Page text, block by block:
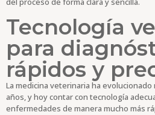
Tecnología
para
rápidos y
La medicina veterinaria ha
años, y hoy contar con tecnología
enfermedades de manera mucho más